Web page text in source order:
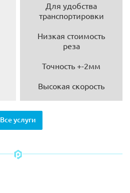
Для удобства
транспортировки
Низкая стоимость
реза
Точность +-2мм
Высокая скорость
Все услуги